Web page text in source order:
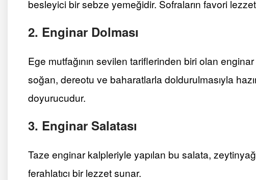
besleyici bir sebze yemeğidir. Sofraların favori
2. Enginar Dolması
Ege mutfağının sevilen tariflerinden biri olan
soğan, dereotu ve baharatlarla doldurulmasıyla
doyurucudur.
3. Enginar Salatası
Taze enginar kalpleriyle yapılan bu salata,
ferahlatıcı bir lezzet sunar.